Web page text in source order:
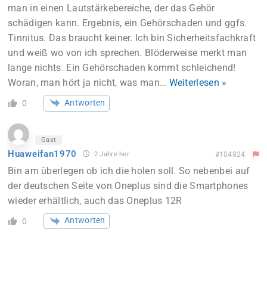
man in einen Lautstärkebereiche, der das Gehör
schädigen kann. Ergebnis, ein Gehörschaden und ggfs.
Tinnitus. Das braucht keiner. Ich bin Sicherheitsfachkraft
und weiß wo von ich sprechen. Blöderweise merkt man
lange nichts. Ein Gehörschaden kommt schleichend!
Woran, man hört ja nicht, was man… Weiterlesen »
0 Antworten
Gast
Huaweifan1970 2 Jahre her #104824
Bin am überlegen ob ich die holen soll. So nebenbei auf
der deutschen Seite von Oneplus sind die Smartphones
wieder erhältlich, auch das Oneplus 12R
0 Antworten